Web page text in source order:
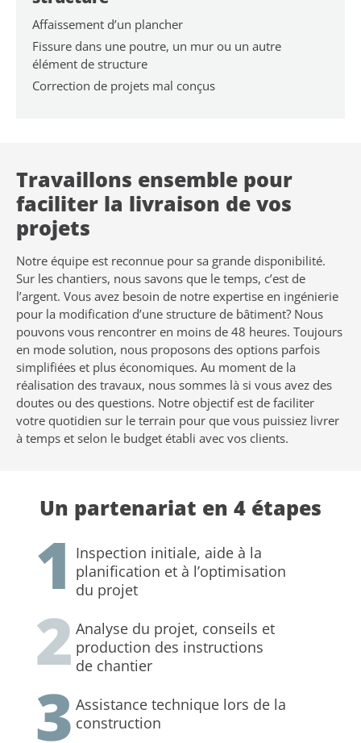
Affaissement d’un plancher
Fissure dans une poutre, un mur ou un autre
élément de structure
Correction de projets mal conçus
Travaillons ensemble pour
faciliter la livraison de vos
projets
Notre équipe est reconnue pour sa grande disponibilité.
Sur les chantiers, nous savons que le temps, c’est de
l’argent. Vous avez besoin de notre expertise en ingénierie
pour la modification d’une structure de bâtiment? Nous
pouvons vous rencontrer en moins de 48 heures. Toujours
en mode solution, nous proposons des options parfois
simplifiées et plus économiques. Au moment de la
réalisation des travaux, nous sommes là si vous avez des
doutes ou des questions. Notre objectif est de faciliter
votre quotidien sur le terrain pour que vous puissiez livrer
à temps et selon le budget établi avec vos clients.
Un partenariat en 4 étapes
1 Inspection initiale, aide à la
planification et à l’optimisation
du projet
2 Analyse du projet, conseils et
production des instructions
de chantier
3 Assistance technique lors de la
construction